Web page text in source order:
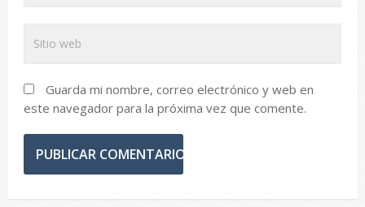
Guarda mi nombre, correo electrónico y web en
este navegador para la próxima vez que comente.